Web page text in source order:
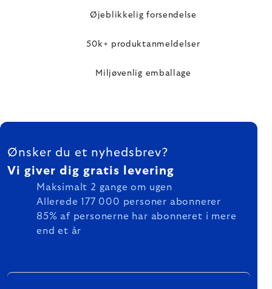
Øjeblikkelig forsendelse
50k+ produktanmeldelser
Miljøvenlig emballage
FOOTER
Ønsker du et nyhedsbrev?
Vi giver dig gratis levering
Maksimalt 2 gange om ugen
Allerede 177 000 personer abonnerer
85% af personerne har abonneret i mere
end et år